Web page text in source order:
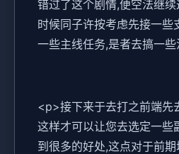
错过了这个剧情,便空法继
时候同子许按考虑先接一些
一些主线任务,是者去搞一
<p>接下来于去打之前端先
这样才可以让您去选定一些
到很多的好处,这点对于前